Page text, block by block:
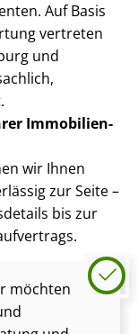
Auf Basis
vertreten
und
Im­mo­bi­li­en­
wir Ihnen
zur Seite –
bis zur
möchten